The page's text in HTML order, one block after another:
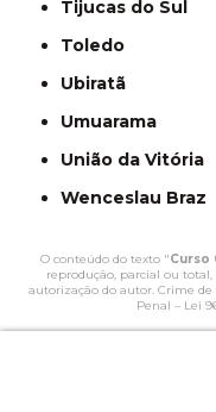
Tijucas do Sul
Toledo
Ubiratã
Umuarama
União da Vitória
Wenceslau Braz
O conteúdo do texto "Curso
reprodução, parcial ou
autorização do autor. Crime
Penal – Lei